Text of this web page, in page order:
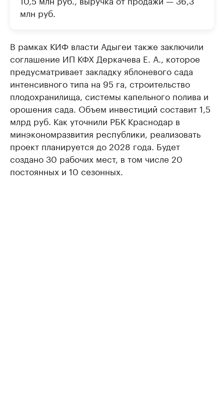
млн руб.
В рамках КИФ власти Адыгеи также заключили
соглашение ИП КФХ Деркачева Е. А., которое
предусматривает закладку яблоневого сада
интенсивного типа на 95 га, строительство
плодохранилища, системы капельного полива и
орошения сада. Объем инвестиций составит 1,5
млрд руб. Как уточнили РБК Краснодар в
минэкономразвития республики, реализовать
проект планируется до 2028 года. Будет
создано 30 рабочих мест, в том числе 20
постоянных и 10 сезонных.